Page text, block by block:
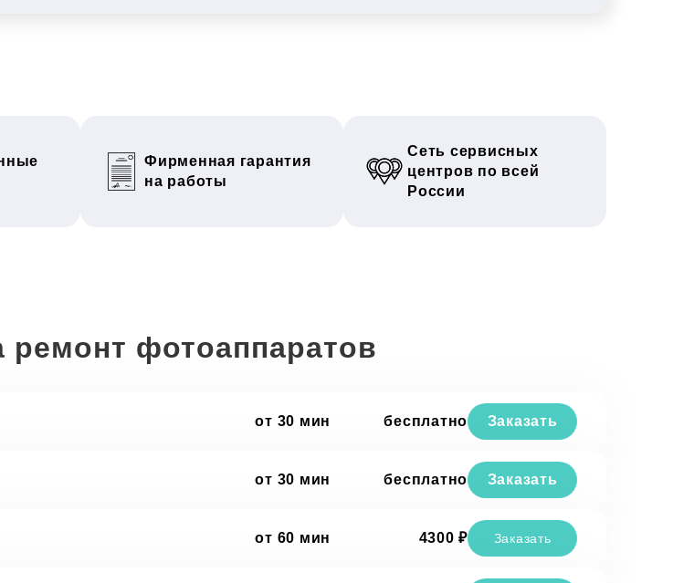
Фирменная гарантия
на работы
Сеть сервисных
центров по всей
России
ремонт фотоаппаратов
от 30 мин бесплатно Заказать
от 30 мин бесплатно Заказать
от 60 мин 4300 ₽ Заказать